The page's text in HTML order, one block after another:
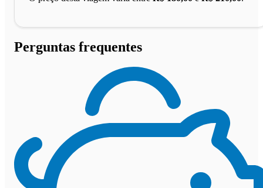
Perguntas frequentes